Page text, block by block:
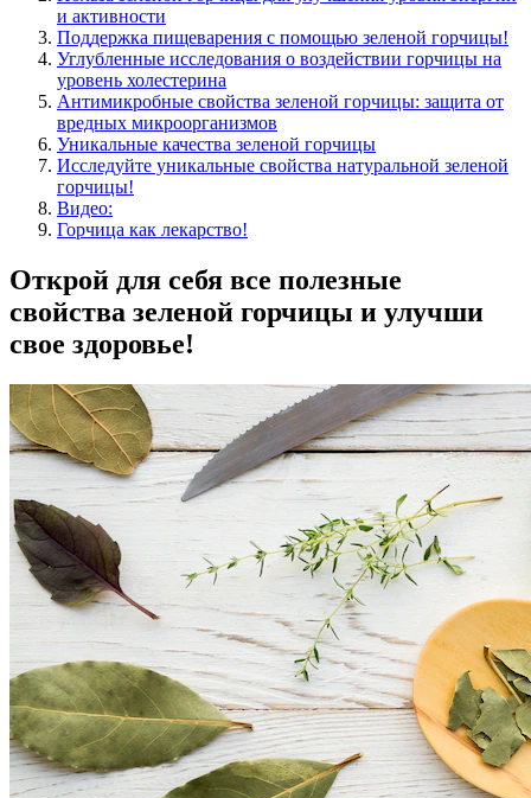
и активности
Поддержка пищеварения с помощью зеленой горчицы!
Углубленные исследования о воздействии горчицы на
уровень холестерина
Антимикробные свойства зеленой горчицы: защита от
вредных микроорганизмов
Уникальные качества зеленой горчицы
Исследуйте уникальные свойства натуральной зеленой
горчицы!
Видео:
Горчица как лекарство!
Открой для себя все полезные
свойства зеленой горчицы и улучши
свое здоровье!